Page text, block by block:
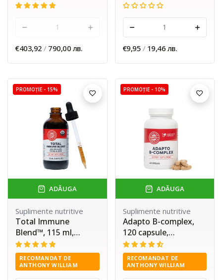
€403,92 / 790,00 лв. €9,95 / 19,46 лв.
PROMOȚIE - 15%
ADĂUGA
Suplimente nutritive
Total Immune
Blend™, 115 ml,
Vimergy®
RECOMANDAT DE
ANTHONY WILLIAM
PROMOȚIE - 10%
ADĂUGA
Suplimente nutritive
Adapto B-complex,
120 capsule,
Vimergy®
RECOMANDAT DE
ANTHONY WILLIAM